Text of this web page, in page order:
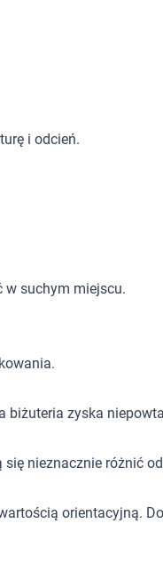
i odcień.
w suchym miejscu.
biżuteria zyska
nieznacznie różnić
orientacyjną.